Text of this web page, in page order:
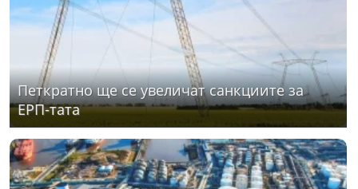
Петкратно ще се увеличат санкциите за
ЕРП-тата